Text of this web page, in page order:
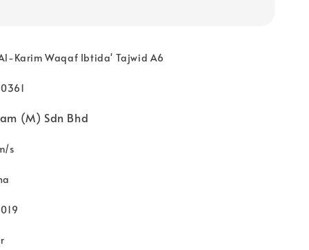
Karim Waqaf Ibtida' Tajwid A6
(M) Sdn Bhd
s